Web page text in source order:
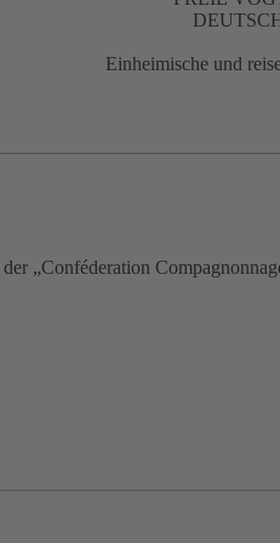
Einheimische und
„Conféderation